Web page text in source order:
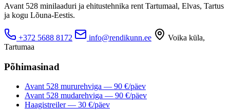
Avant 528 minilaaduri ja ehitustehnika rent Tartumaal, Elvas, Tartus
ja kogu Lõuna-Eestis.
+372 5688 8172 info@rendikunn.ee
Voika küla,
Tartumaa
Põhimasinad
Avant 528 mururehviga — 90 €/päev
Avant 528 mudarehviga — 90 €/päev
Haagistreiler — 30 €/päev